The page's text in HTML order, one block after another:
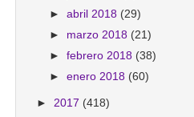
►abril 2018 (29)
► marzo 2018 (21)
►febrero 2018 (38)
►enero 2018 (60)
► 2017 (418)